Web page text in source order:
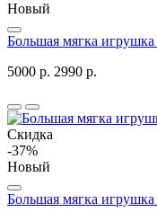
Новый
Большая мягка
5000 р. 2990 р.
Скидка
-37%
Новый
Большая мягка